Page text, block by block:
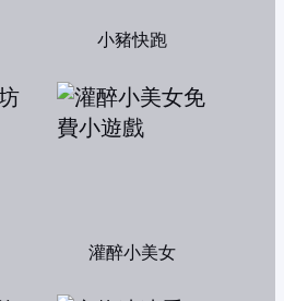
小豬快跑
灌醉小美女